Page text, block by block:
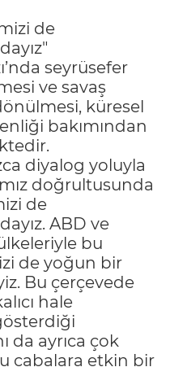
de
seyrüsefer
ve savaş
küresel
bakımından
diyalog yoluyla
doğrultusunda
de
ABD ve
bu
de yoğun bir
Bu çerçevede
hale
da ayrıca çok
çabalara etkin bir